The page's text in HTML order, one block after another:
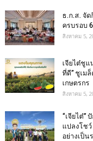
ธ.ก.ส. จัด
ครบรอบ
สิงหาคม 5,
เจียไต๋ชู
ที่ดี” ชูเม
เกษตรกร
สิงหาคม 5,
“เจียไต๋”
แปลงโช
อย่างเป็น